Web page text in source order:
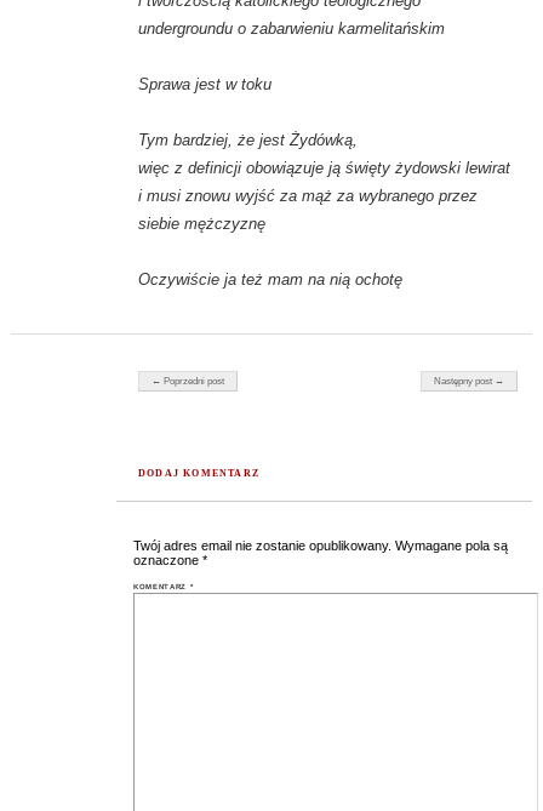
undergroundu o zabarwieniu karmelitańskim
Sprawa jest w toku
Tym bardziej, że jest Żydówką,
więc z definicji obowiązuje ją święty żydowski lewirat
i musi znowu wyjść za mąż za wybranego przez
siebie mężczyznę
Oczywiście ja też mam na nią ochotę
Nawigacja postów
← Poprzedni post Następny post →
DODAJ KOMENTARZ
Twój adres email nie zostanie opublikowany. Wymagane pola są
oznaczone*
KOMENTARZ *